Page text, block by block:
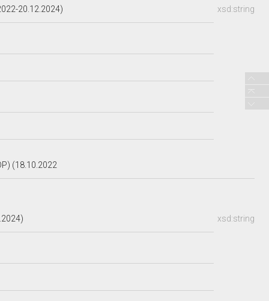
xsd:string
20.12.2024)
(18.10.2022
xsd:string